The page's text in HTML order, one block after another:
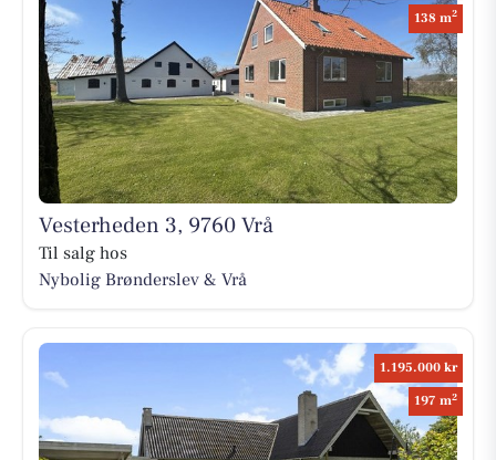
138 m2
Vesterheden 3, 9760 Vrå
Til salg hos
Nybolig Brønderslev & Vrå
1.195.000 kr
197 m2